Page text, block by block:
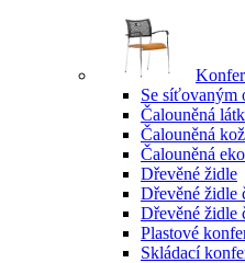
Se síťovaným
Čalouněná
Čalouněná
Čalouněná
Dřevěné židle
Dřevěné židle
Dřevěné židle
Plastové
Skládací